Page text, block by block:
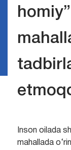
Inson oilada
mahallada